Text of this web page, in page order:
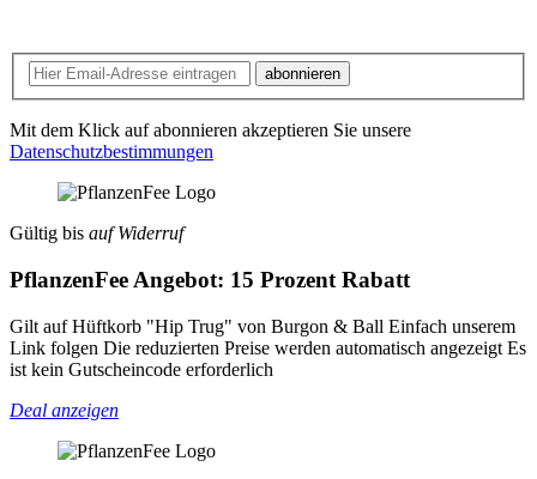
abonnieren
Mit dem Klick auf abonnieren akzeptieren Sie unsere
Datenschutzbestimmungen
Gültig bis auf Widerruf
PflanzenFee Angebot: 15 Prozent Rabatt
Gilt auf Hüftkorb "Hip Trug" von Burgon & Ball Einfach unserem
Link folgen Die reduzierten Preise werden automatisch angezeigt Es
ist kein Gutscheincode erforderlich
Deal anzeigen